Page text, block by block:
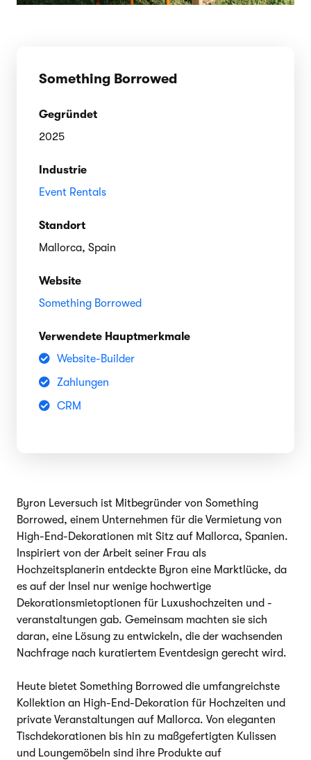
Something Borrowed
Gegründet
2025
Industrie
Event Rentals
Standort
Mallorca, Spain
Website
Something Borrowed
Verwendete Hauptmerkmale
Website-Builder
Zahlungen
CRM
Byron Leversuch ist Mitbegründer von Something
Borrowed, einem Unternehmen für die Vermietung von
High-End-Dekorationen mit Sitz auf Mallorca, Spanien.
Inspiriert von der Arbeit seiner Frau als
Hochzeitsplanerin entdeckte Byron eine Marktlücke, da
es auf der Insel nur wenige hochwertige
Dekorationsmietoptionen für Luxushochzeiten und -
veranstaltungen gab. Gemeinsam machten sie sich
daran, eine Lösung zu entwickeln, die der wachsenden
Nachfrage nach kuratiertem Eventdesign gerecht wird.
Heute bietet Something Borrowed die umfangreichste
Kollektion an High-End-Dekoration für Hochzeiten und
private Veranstaltungen auf Mallorca. Von eleganten
Tischdekorationen bis hin zu maßgefertigten Kulissen
und Loungemöbeln sind ihre Produkte auf